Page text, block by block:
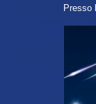
Presso